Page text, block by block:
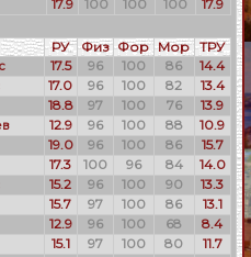
17.9 100 100 100 17.9
РУ Физ Фор Мор ТРУ
17.5 96 100 86
14.4
17.0 96 100 82
13.4
18.8 97 100 76
13.9
12.9 96 100 88
10.9
19.0 96 100 86
15.7
17.3 100 96 84
14.0
15.2 96 100 90
13.3
15.7 97 100 86
13.1
12.9 96 100 68
8.4
15.1 97 100 80
11.7